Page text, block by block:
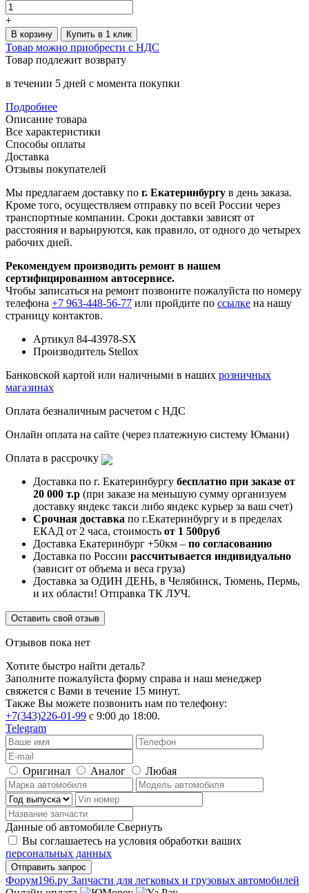
+
В корзину Купить в 1 клик
Товар можно приобрести с НДС
Товар подлежит возврату
в течении 5 дней с момента покупки
Подробнее
Описание товара
Все характеристики
Способы оплаты
Доставка
Отзывы покупателей
Мы предлагаем доставку по г. Екатеринбургу в день заказа.
Кроме того, осуществляем отправку по всей России через
транспортные компании. Сроки доставки зависят от
расстояния и варьируются, как правило, от одного до четырех
рабочих дней.
Рекомендуем производить ремонт в нашем
сертифицированном автосервисе.
Чтобы записаться на ремонт позвоните пожалуйста по номеру
телефона +7 963-448-56-77 или пройдите по ссылке на нашу
страницу контактов.
Артикул 84-43978-SX
Производитель Stellox
Банковской картой или наличными в наших розничных
магазинах
Оплата безналичным расчетом с НДС
Онлайн оплата на сайте (через платежную систему Юмани)
Оплата в рассрочку
Доставка по г. Екатеринбургу бесплатно при заказе от
20 000 т.р (при заказе на меньшую сумму организуем
доставку яндекс такси либо яндекс курьер за ваш счет)
Срочная доставка по г.Екатеринбургу и в пределах
ЕКАД от 2 часа, стоимость от 1 500руб
Доставка Екатеринбург +50км – по согласованию
Доставка по России рассчитывается индивидуально
(зависит от объема и веса груза)
Доставка за ОДИН ДЕНЬ, в Челябинск, Тюмень, Пермь,
и их области! Отправка ТК ЛУЧ.
Оставить свой отзыв
Отзывов пока нет
Хотите быстро найти деталь?
Заполните пожалуйста форму справа и наш менеджер
свяжется с Вами в течение 15 минут.
Также Вы можете позвонить нам по телефону:
+7(343)226-01-99 с 9:00 до 18:00.
Telegram
Оригинал Аналог Любая
Данные об автомобиле Свернуть
Вы соглашаетесь на условия обработки ваших
персональных данных
Фoрум196.ру Запчасти для легковых и грузовых автомобилей